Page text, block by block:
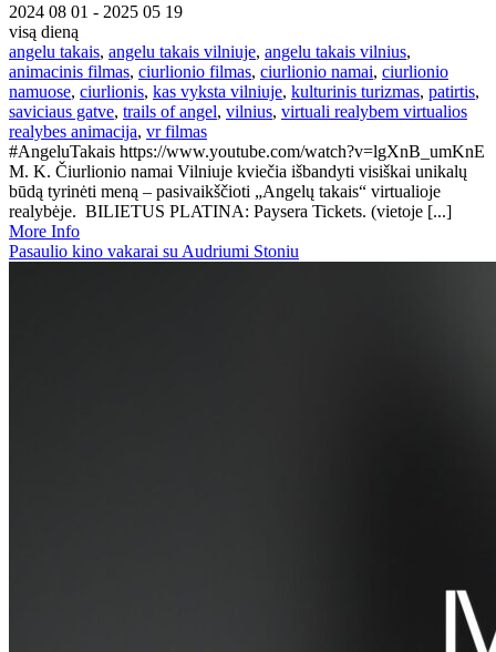
2024 08 01 - 2025 05 19
visą dieną
angelu takais, angelu takais vilniuje, angelu takais vilnius,
animacinis filmas, ciurlionio filmas, ciurlionio namai, ciurlionio
namuose, ciurlionis, kas vyksta vilniuje, kulturinis turizmas, patirtis,
saviciaus gatve, trails of angel, vilnius, virtuali realybem virtualios
realybes animacija, vr filmas
#AngeluTakais https://www.youtube.com/watch?v=lgXnB_umKnE
M. K. Čiurlionio namai Vilniuje kviečia išbandyti visiškai unikalų
būdą tyrinėti meną – pasivaikščioti „Angelų takais“ virtualioje
realybėje. BILIETUS PLATINA: Paysera Tickets. (vietoje [...]
More Info
Pasaulio kino vakarai su Audriumi Stoniu